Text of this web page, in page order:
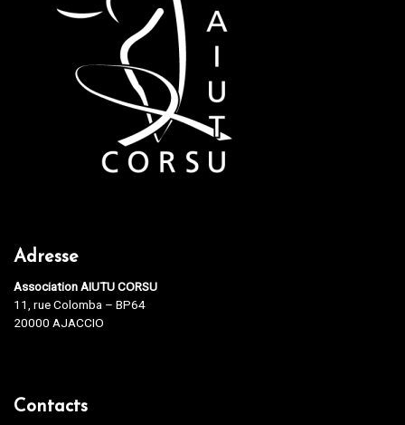
Adresse
Association AIUTU CORSU
11, rue Colomba – BP64
20000 AJACCIO
Contacts